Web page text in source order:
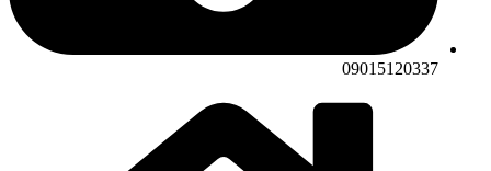
09015120337